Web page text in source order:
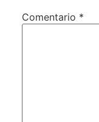
Comentario *